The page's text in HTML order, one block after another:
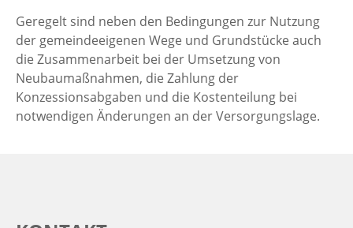
Geregelt sind neben den Bedingungen zur Nutzung
der gemeindeeigenen Wege und Grundstücke auch
die Zusammenarbeit bei der Umsetzung von
Neubaumaßnahmen, die Zahlung der
Konzessionsabgaben und die Kostenteilung bei
notwendigen Änderungen an der Versorgungslage.